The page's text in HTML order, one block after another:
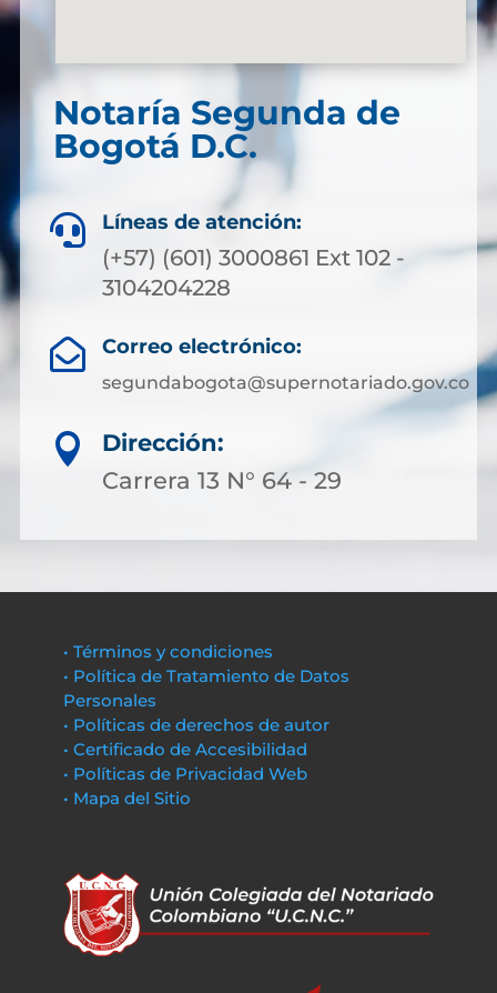
Notaría Segunda de
Bogotá D.C.
 Líneas de atención:
(+57) (601) 3000861 Ext 102 -
3104204228
 Correo electrónico:
segundabogota@supernotariado.gov.co

Dirección:
Carrera 13 N° 64 - 29
• Términos y condiciones
• Política de Tratamiento de Datos
Personales
• Políticas de derechos de autor
• Certificado de Accesibilidad
• Políticas de Privacidad Web
• Mapa del Sitio